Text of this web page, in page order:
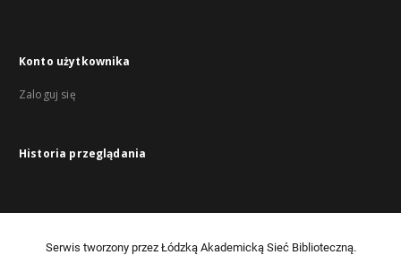
Konto użytkownika
Zaloguj się
Historia przeglądania
Serwis tworzony przez Łódzką Akademicką Sieć Biblioteczną.